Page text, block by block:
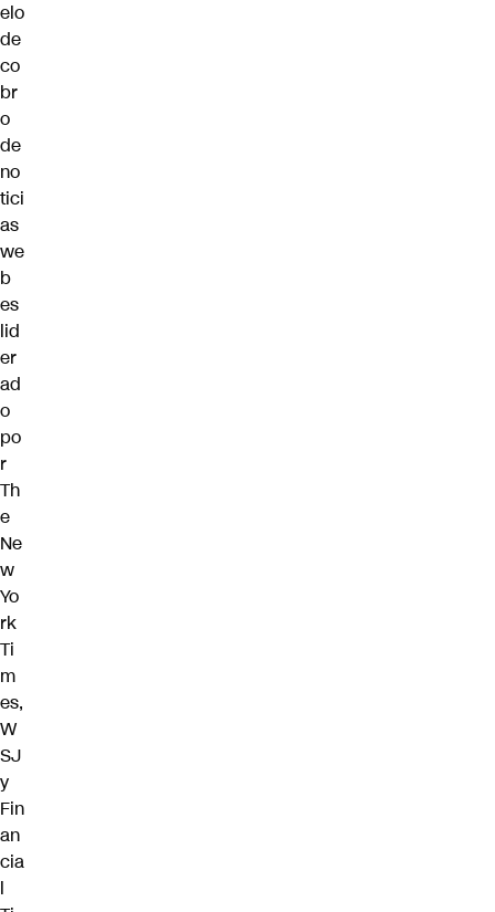
elo
de
co
br
o
de
no
tici
as
we
b
es
lid
er
ad
o
po
r
Th
e
Ne
w
Yo
rk
Ti
m
es,
W
SJ
y
Fin
an
cia
l